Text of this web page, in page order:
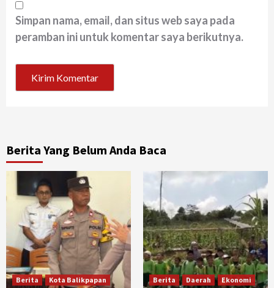
Simpan nama, email, dan situs web saya pada
peramban ini untuk komentar saya berikutnya.
Berita Yang Belum Anda Baca
Berita
Kota Balikpapan
Berita Daerah
Ekonomi